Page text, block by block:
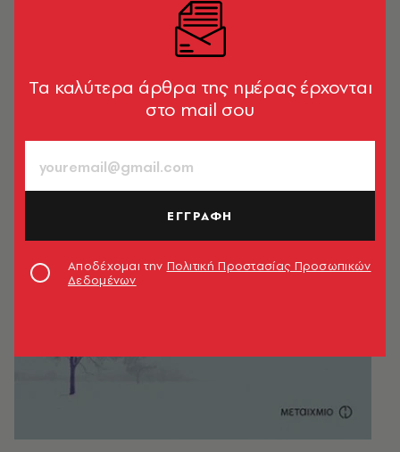
Tα καλύτερα άρθρα της ημέρας έρχονται
στο mail σου
ΕΓΓΡΑΦΗ
Αποδέχομαι την Πολιτική Προστασίας Προσωπικών
Δεδομένων